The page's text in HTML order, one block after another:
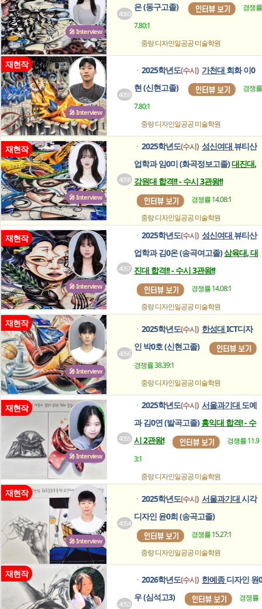
🎤 Interview
4060
은 (동구고졸)
경쟁률
7.80:1
중랑 디자인일공공미술학원
🎤 Interview
재현작
4059
ㆍ 2025학년도(수시) 가천대 회화 이0
현 (신현고졸)
경쟁률
7.80:1
중랑 디자인일공공미술학원
🎤 Interview
재현작
4058
ㆍ 2025학년도(수시) 성신여대 뷰티산
업학과 임0미 (화곡정보고졸)대진대,
강원대 합격!! - 수시 3관왕!!
경쟁률 14.08:1
중랑 디자인일공공미술학원
🎤 Interview
재현작
4057
ㆍ 2025학년도(수시) 성신여대 뷰티산
업학과 김0온 (송곡여고졸)삼육대, 대
진대 합격!! - 수시 3관왕!!
경쟁률 14.08:1
중랑 디자인일공공미술학원
🎤 Interview
재현작
4056
ㆍ 2025학년도(수시) 한성대ICT디자
인 박0호 (신현고졸)
경쟁률 38.39:1
중랑 디자인일공공미술학원
🎤 Interview
재현작
4055
ㆍ 2025학년도(수시) 서울과기대 도예
과 김0연 (발곡고졸)홍익대 합격! - 수
시 2관왕!
경쟁률 11.9
3:1
중랑 디자인일공공미술학원
🎤 Interview
재현작
4054
ㆍ 2025학년도(수시) 서울과기대시각
디자인 윤0희 (송곡고졸)
경쟁률 15.27:1
중랑 디자인일공공미술학원
재현작
4053
ㆍ 2026학년도(수시) 한예종디자인 원0
우 (심석고3)
경쟁률